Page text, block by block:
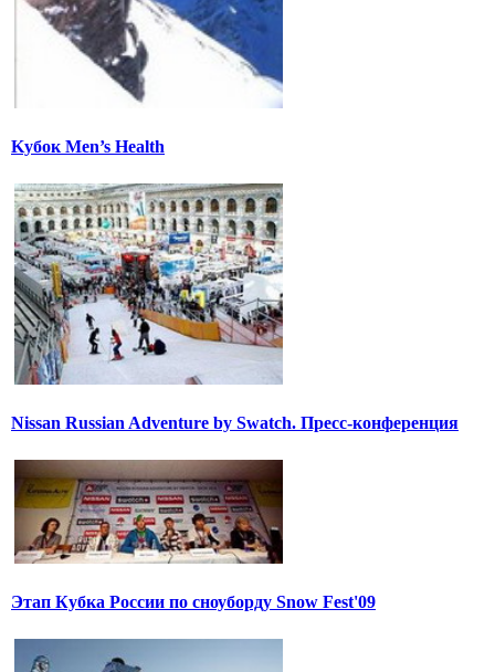
Kубок Men’s Health
Nissan Russian Adventure by Swatch. Пресс-конференция
Этап Кубка России по сноуборду Snow Fest'09